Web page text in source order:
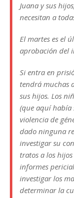
Juana y sus
necesitan a
El martes es el
aprobación del
Si entra en
tendrá muchas
sus hijos. Los
(que aquí había
violencia de
dado ninguna
investigar su
tratos a los
informes
investigar los
determinar la